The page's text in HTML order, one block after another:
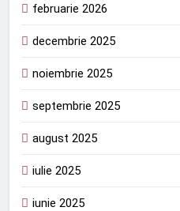
februarie 2026
decembrie 2025
noiembrie 2025
septembrie 2025
august 2025
iulie 2025
iunie 2025